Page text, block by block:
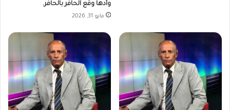
وأدها وقع الحافر بالحافر.
مايو 31, 2026